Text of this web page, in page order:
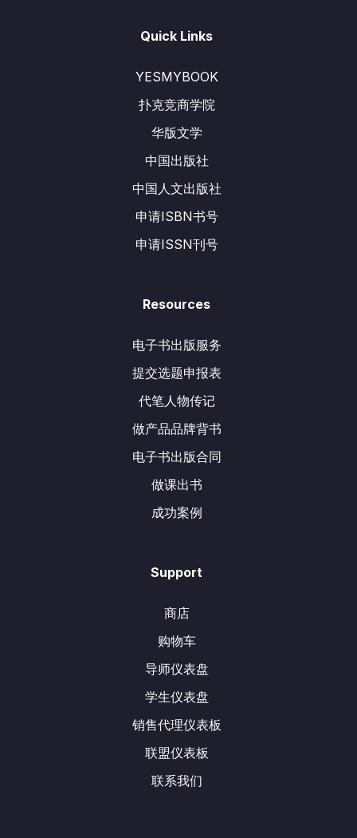
Quick Links
YESMYBOOK
扑克竞商学院
华版文学
中国出版社
中国人文出版社
申请ISBN书号
申请ISSN刊号
Resources
电子书出版服务
提交选题申报表
代笔人物传记
做产品品牌背书
电子书出版合同
做课出书
成功案例
Support
商店
购物车
导师仪表盘
学生仪表盘
销售代理仪表板
联盟仪表板
联系我们